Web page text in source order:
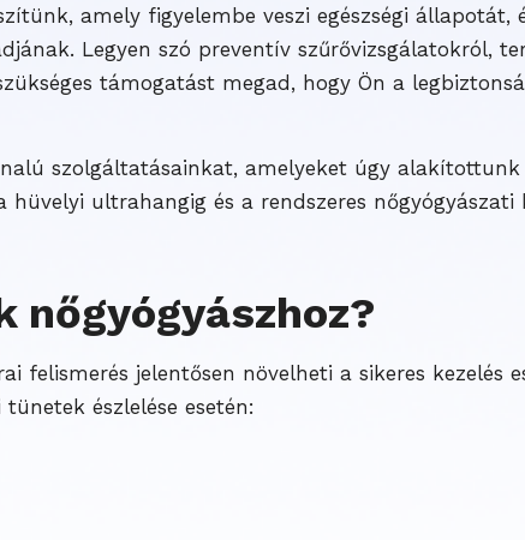
amely figyelembe veszi egészségi állapotát,
Legyen szó preventív szűrővizsgálatokról,
támogatást megad, hogy Ön a
szolgáltatásainkat, amelyeket úgy
ultrahangig és a rendszeres nőgyógyászati
felismerés jelentősen növelheti a sikeres kezelés
észlelése esetén: